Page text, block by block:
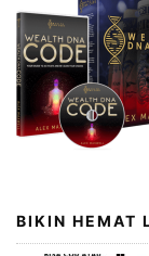
BIKIN HEMAT